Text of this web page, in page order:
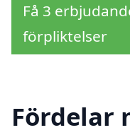
Få 3
förpliktelser
Fördelar